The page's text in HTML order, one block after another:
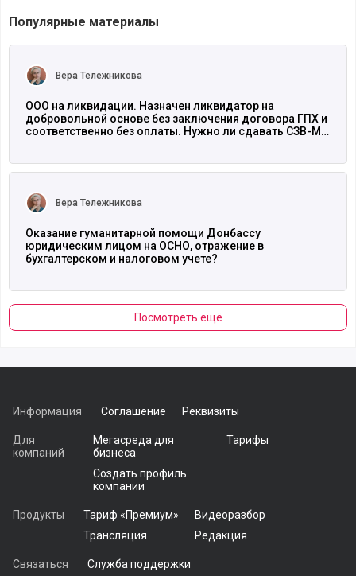
Популярные материалы
Вера Тележникова
ООО на ликвидации. Назначен ликвидатор на
добровольной основе без заключения договора ГПХ и
соответственно без оплаты. Нужно ли сдавать СЗВ-М и
Вера Тележникова
Оказание гуманитарной помощи Донбассу
юридическим лицом на ОСНО, отражение в
бухгалтерском и налоговом учете?
Посмотреть ещё
Информация Соглашение Реквизиты
Для
компаний
Мегасреда для
бизнеса
Тарифы
Создать профиль
компании
Продукты Тариф «Премиум»
Видеоразбор
Трансляция
Редакция
Связаться Служба поддержки